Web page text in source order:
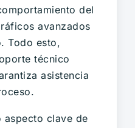
del
avanzados
Todo esto,
técnico
asistencia
aspecto clave de